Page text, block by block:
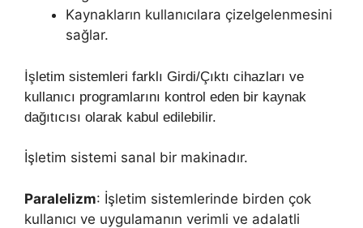
Kaynakların kullanıcılara çizelgelenmesini
sağlar.
İşletim sistemleri farklı Girdi/Çıktı cihazları ve
kullanıcı programlarını kontrol eden bir kaynak
dağıtıcısı olarak kabul edilebilir.
İşletim sistemi sanal bir makinadır.
Paralelizm: İşletim sistemlerinde birden çok
kullanıcı ve uygulamanın verimli ve adalatli